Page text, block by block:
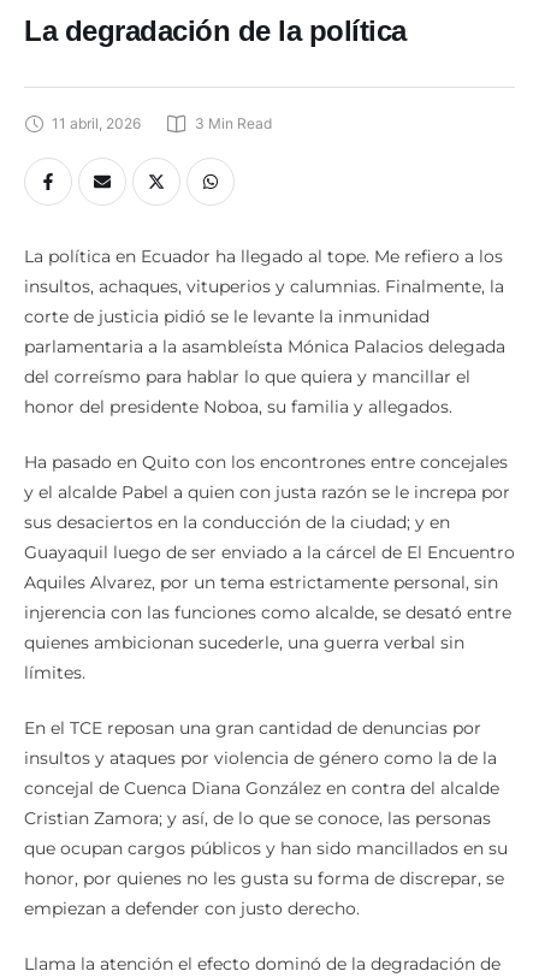
La degradación de la política
11 abril, 2026 3 Min Read
La política en Ecuador ha llegado al tope. Me refiero a los
insultos, achaques, vituperios y calumnias. Finalmente, la
corte de justicia pidió se le levante la inmunidad
parlamentaria a la asambleísta Mónica Palacios delegada
del correísmo para hablar lo que quiera y mancillar el
honor del presidente Noboa, su familia y allegados.
Ha pasado en Quito con los encontrones entre concejales
y el alcalde Pabel a quien con justa razón se le increpa por
sus desaciertos en la conducción de la ciudad; y en
Guayaquil luego de ser enviado a la cárcel de El Encuentro
Aquiles Alvarez, por un tema estrictamente personal, sin
injerencia con las funciones como alcalde, se desató entre
quienes ambicionan sucederle, una guerra verbal sin
límites.
En el TCE reposan una gran cantidad de denuncias por
insultos y ataques por violencia de género como la de la
concejal de Cuenca Diana González en contra del alcalde
Cristian Zamora; y así, de lo que se conoce, las personas
que ocupan cargos públicos y han sido mancillados en su
honor, por quienes no les gusta su forma de discrepar, se
empiezan a defender con justo derecho.
Llama la atención el efecto dominó de la degradación de